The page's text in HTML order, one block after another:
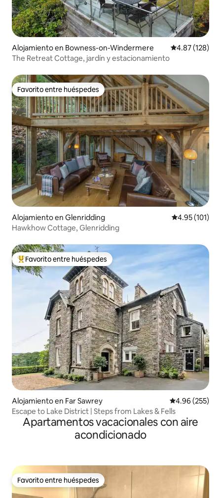
Alojamiento en Bowness-on-Windermere Calificación
4.87 (128)
The Retreat Cottage, jardín y estacionamiento
Favorito entre huéspedes
Favorito entre huéspedes
Alojamiento en Glenridding Calificación
4.95 (101)
Hawkhow Cottage, Glenridding
Favorito entre huéspedes preferido
Favorito entre huéspedes
Alojamiento en Far Sawrey Calificación
4.96 (255)
Escape to Lake District | Steps from Lakes & Fells
Apartamentos vacacionales con aire
acondicionado
Favorito entre huéspedes
Favorito entre huéspedes